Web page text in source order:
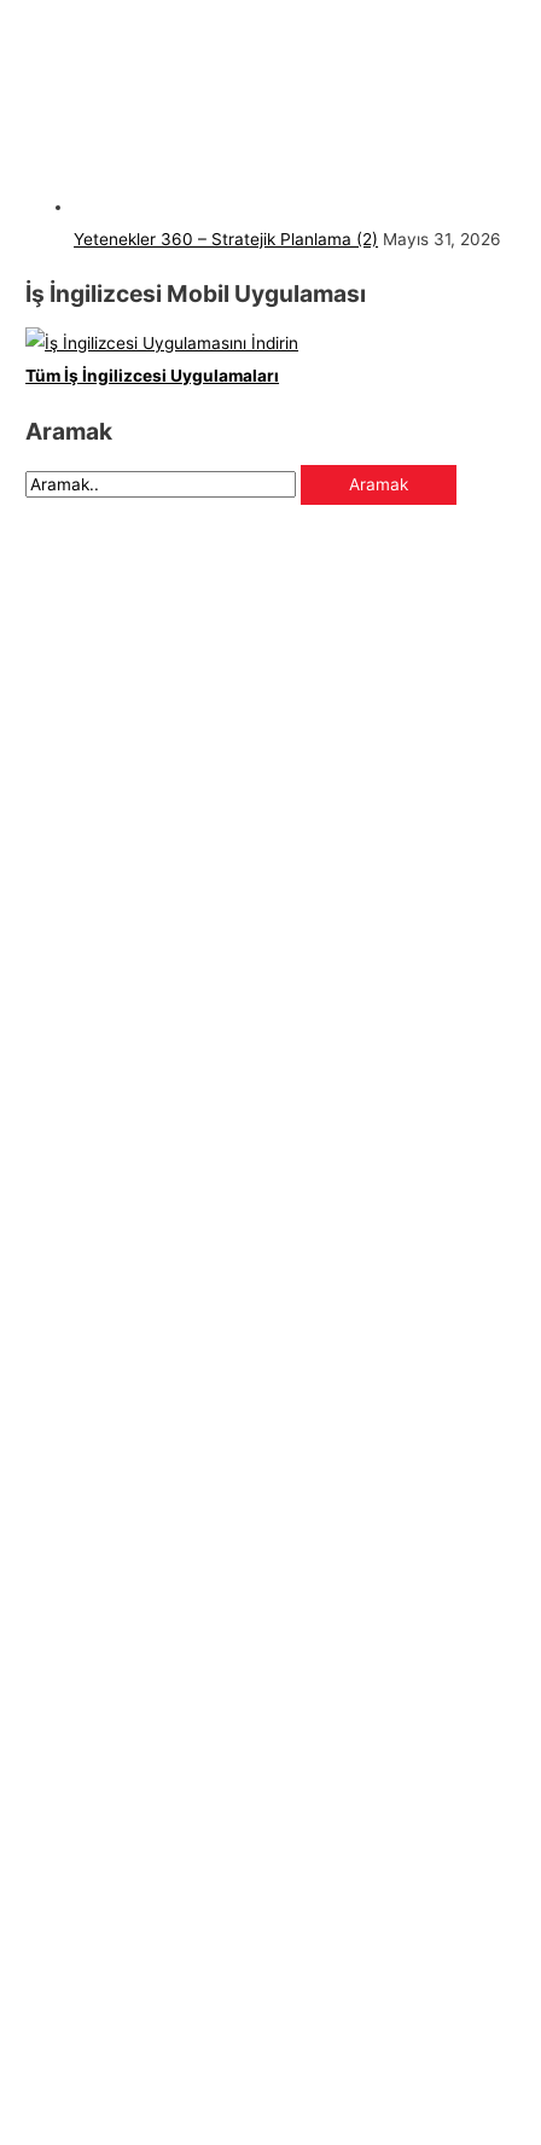
Yetenekler 360 – Stratejik Planlama (2) Mayıs 31, 2026
İş İngilizcesi Mobil Uygulaması
Tüm İş İngilizcesi Uygulamaları
Aramak